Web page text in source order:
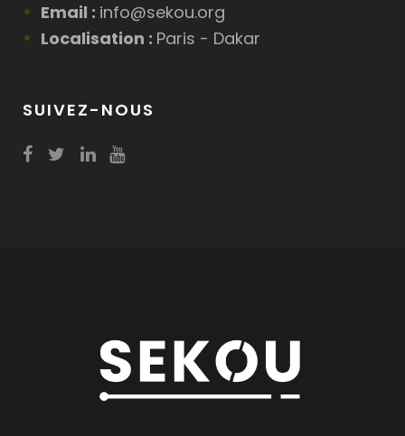
Email : info@sekou.org
Localisation : Paris - Dakar
SUIVEZ-NOUS